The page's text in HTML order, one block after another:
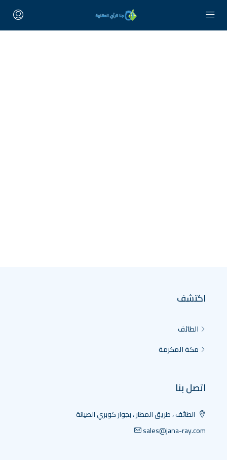
اكتشف
الطائف
مكة المكرمة
اتصل بنا
الطائف ، طريق المطار ، بجوار كوبري الصيانة
sales@jana-ray.com